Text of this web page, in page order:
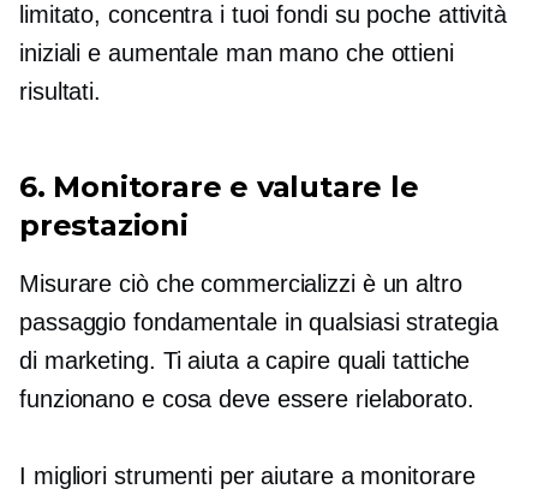
limitato, concentra i tuoi fondi su poche attività
iniziali e aumentale man mano che ottieni
risultati.
6. Monitorare e valutare le
prestazioni
Misurare ciò che commercializzi è un altro
passaggio fondamentale in qualsiasi strategia
di marketing. Ti aiuta a capire quali tattiche
funzionano e cosa deve essere rielaborato.
I migliori strumenti per aiutare a monitorare